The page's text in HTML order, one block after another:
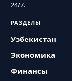
24/7.
РАЗДЕЛЫ
Узбекистан
Экономика
Финансы